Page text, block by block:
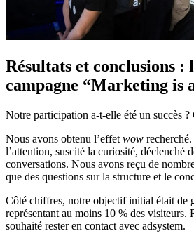
Résultats et conclusions :
campagne “Marketing is
Notre participation a-t-elle été un succès
Nous avons obtenu l’effet wow
l’attention, suscité la curiosité, déclenché
conversations. Nous avons reçu de
que des questions sur la structure et le
Côté chiffres, notre objectif initial était de
représentant au moins 10 % des visiteurs.
souhaité rester en contact avec adsystem.